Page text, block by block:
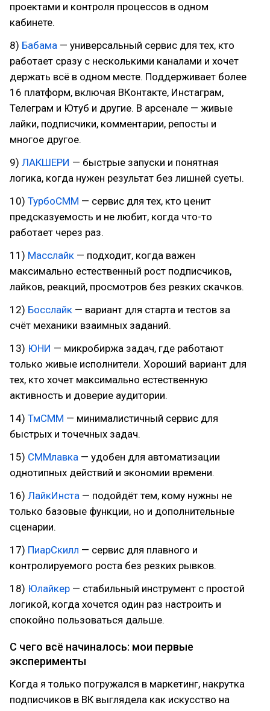
проектами и контроля процессов в одном
кабинете.
8) Бабама — универсальный сервис для тех, кто
работает сразу с несколькими каналами и хочет
держать всё в одном месте. Поддерживает более
16 платформ, включая ВКонтакте, Инстаграм,
Телеграм и Ютуб и другие. В арсенале — живые
лайки, подписчики, комментарии, репосты и
многое другое.
9) ЛАКШЕРИ — быстрые запуски и понятная
логика, когда нужен результат без лишней суеты.
10) ТурбоСММ — сервис для тех, кто ценит
предсказуемость и не любит, когда что-то
работает через раз.
11) Масслайк — подходит, когда важен
максимально естественный рост подписчиков,
лайков, реакций, просмотров без резких скачков.
12) Босслайк — вариант для старта и тестов за
счёт механики взаимных заданий.
13) ЮНИ — микробиржа задач, где работают
только живые исполнители. Хороший вариант для
тех, кто хочет максимально естественную
активность и доверие аудитории.
14) ТмСММ — минималистичный сервис для
быстрых и точечных задач.
15) СММлавка — удобен для автоматизации
однотипных действий и экономии времени.
16) ЛайкИнста — подойдёт тем, кому нужны не
только базовые функции, но и дополнительные
сценарии.
17) ПиарСкилл — сервис для плавного и
контролируемого роста без резких рывков.
18) Юлайкер — стабильный инструмент с простой
логикой, когда хочется один раз настроить и
спокойно пользоваться дальше.
С чего всё начиналось: мои первые
эксперименты
Когда я только погружался в маркетинг, накрутка
подписчиков в ВК выглядела как искусство на